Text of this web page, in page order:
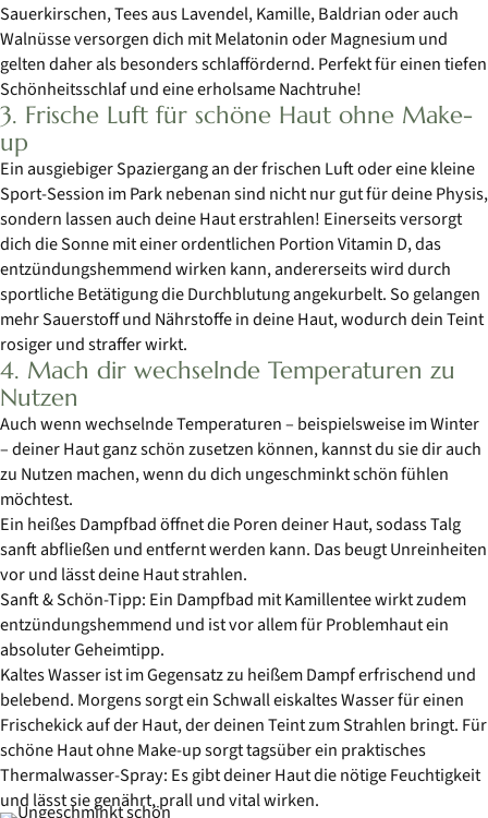
Sauerkirschen, Tees aus Lavendel, Kamille, Baldrian oder auch
Walnüsse versorgen dich mit Melatonin oder Magnesium und
gelten daher als besonders schlaffördernd. Perfekt für einen tiefen
Schönheitsschlaf und eine erholsame Nachtruhe!
3. Frische Luft für schöne Haut ohne Make-
up
Ein ausgiebiger Spaziergang an der frischen Luft oder eine kleine
Sport-Session im Park nebenan sind nicht nur gut für deine Physis,
sondern lassen auch deine Haut erstrahlen! Einerseits versorgt
dich die Sonne mit einer ordentlichen Portion Vitamin D, das
entzündungshemmend wirken kann, andererseits wird durch
sportliche Betätigung die Durchblutung angekurbelt. So gelangen
mehr Sauerstoff und Nährstoffe in deine Haut, wodurch dein Teint
rosiger und straffer wirkt.
4. Mach dir wechselnde Temperaturen zu
Nutzen
Auch wenn wechselnde Temperaturen – beispielsweise im Winter
– deiner Haut ganz schön zusetzen können, kannst du sie dir auch
zu Nutzen machen, wenn du dich ungeschminkt schön fühlen
möchtest.
Ein heißes Dampfbad öffnet die Poren deiner Haut, sodass Talg
sanft abfließen und entfernt werden kann. Das beugt Unreinheiten
vor und lässt deine Haut strahlen.
Sanft & Schön-Tipp: Ein Dampfbad mit Kamillentee wirkt zudem
entzündungshemmend und ist vor allem für Problemhaut ein
absoluter Geheimtipp.
Kaltes Wasser ist im Gegensatz zu heißem Dampf erfrischend und
belebend. Morgens sorgt ein Schwall eiskaltes Wasser für einen
Frischekick auf der Haut, der deinen Teint zum Strahlen bringt. Für
schöne Haut ohne Make-up sorgt tagsüber ein praktisches
Thermalwasser-Spray: Es gibt deiner Haut die nötige Feuchtigkeit
und lässt sie genährt, prall und vital wirken.